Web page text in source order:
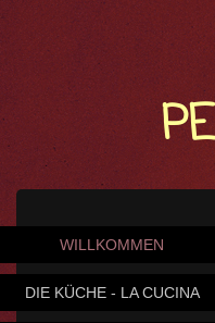
WILLKOMMEN
DIE KÜCHE - LA CUCINA